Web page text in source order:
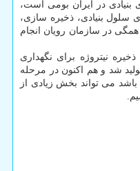
بنیادی در ایران بومی است،
سلول بنیادی، ذخیره سازی،
در سازمان رویان انجام
نیتروژه برای نگهداری
شد و هم اکنون در مرحله
می تواند بخش زیادی از